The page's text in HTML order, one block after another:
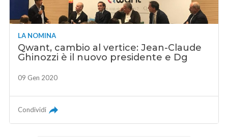
LA NOMINA
Qwant, cambio al vertice: Jean-Claude
Ghinozzi è il nuovo presidente e Dg
09 Gen 2020
Condividi